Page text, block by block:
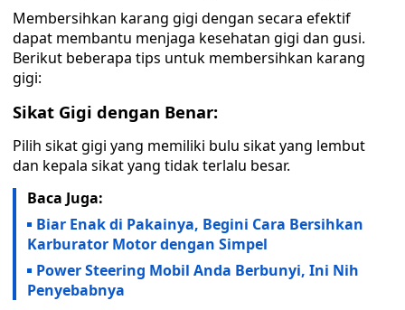
Membersihkan karang gigi dengan secara efektif
dapat membantu menjaga kesehatan gigi dan gusi.
Berikut beberapa tips untuk membersihkan karang
gigi:
Sikat Gigi dengan Benar:
Pilih sikat gigi yang memiliki bulu sikat yang lembut
dan kepala sikat yang tidak terlalu besar.
Baca Juga:
Biar Enak di Pakainya, Begini Cara Bersihkan
Karburator Motor dengan Simpel
Power Steering Mobil Anda Berbunyi, Ini Nih
Penyebabnya